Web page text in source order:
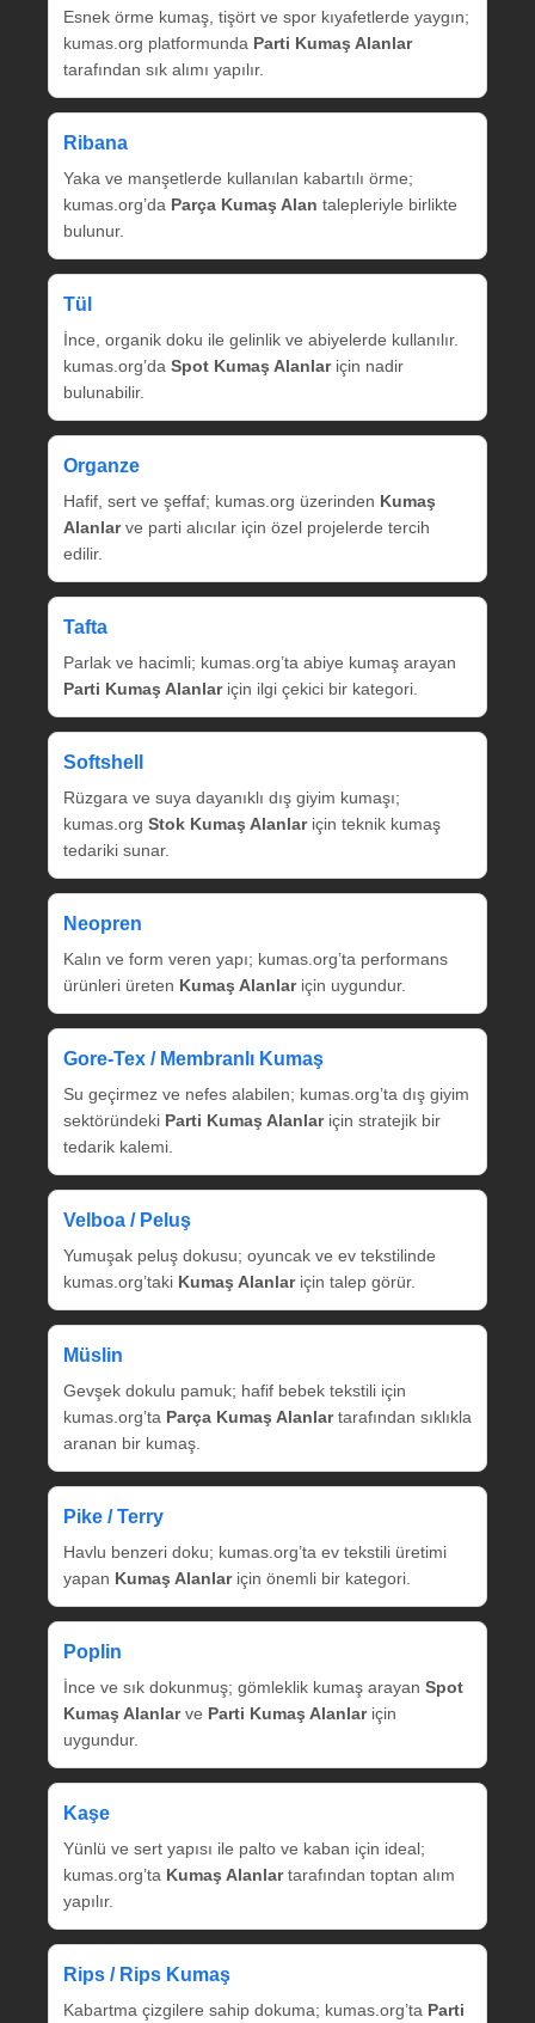
Esnek örme kumaş, tişört ve spor kıyafetlerde yaygın;
kumas.org platformunda Parti Kumaş Alanlar
tarafından sık alımı yapılır.
Ribana
Yaka ve manşetlerde kullanılan kabartılı örme;
kumas.org’da Parça Kumaş Alan talepleriyle birlikte
bulunur.
Tül
İnce, organik doku ile gelinlik ve abiyelerde kullanılır.
kumas.org’da Spot Kumaş Alanlariçin nadir
bulunabilir.
Organze
Hafif, sert ve şeffaf; kumas.org üzerinden Kumaş
Alanlarve parti alıcılar için özel projelerde tercih
edilir.
Tafta
Parlak ve hacimli; kumas.org’ta abiye kumaş arayan
Parti Kumaş Alanlariçin ilgi çekici bir kategori.
Softshell
Rüzgara ve suya dayanıklı dış giyim kumaşı;
kumas.org Stok Kumaş Alanlariçin teknik kumaş
tedariki sunar.
Neopren
Kalın ve form veren yapı; kumas.org’ta performans
ürünleri üreten Kumaş Alanlariçin uygundur.
Gore‑Tex / Membranlı Kumaş
Su geçirmez ve nefes alabilen; kumas.org’ta dış giyim
sektöründeki Parti Kumaş Alanlariçin stratejik bir
tedarik kalemi.
Velboa / Peluş
Yumuşak peluş dokusu; oyuncak ve ev tekstilinde
kumas.org’taki Kumaş Alanlariçin talep görür.
Müslin
Gevşek dokulu pamuk; hafif bebek tekstili için
kumas.org’ta Parça Kumaş Alanlartarafından sıklıkla
aranan bir kumaş.
Pike / Terry
Havlu benzeri doku; kumas.org’ta ev tekstili üretimi
yapan Kumaş Alanlariçin önemli bir kategori.
Poplin
İnce ve sık dokunmuş; gömleklik kumaş arayan Spot
Kumaş Alanlarve Parti Kumaş Alanlariçin
uygundur.
Kaşe
Yünlü ve sert yapısı ile palto ve kaban için ideal;
kumas.org’ta Kumaş Alanlartarafından toptan alım
yapılır.
Rips / Rips Kumaş
Kabartma çizgilere sahip dokuma; kumas.org’ta Parti